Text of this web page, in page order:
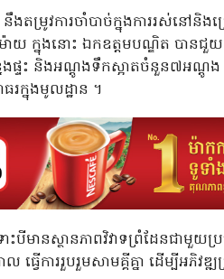
ម្រូវការចាំបាច់ក្នុងការរស់នៅនិង
យ ក្នុងនោះ ឯកឧត្តមបណ្ឌិត បានជួយ
ផ្ទះ និងអណ្ដូងទឹកស្អាតចំនួន៧អណ្ដូ
ធរក្នុងមូលដ្ឋាន ។
ានស្ថានភាពវិវាទព្រំដែនជាមួយប្រ
ធ្វើការរួបរួមសាមគ្គីគ្នា ដើម្បីអ